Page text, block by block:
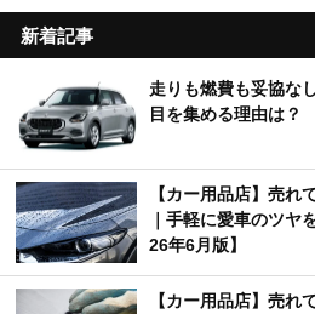
新着記事
走りも燃費も妥協な
目を集める理由は？
【カー用品店】売れ
｜手軽に愛車のツヤ
26年6月版】
【カー用品店】売れ